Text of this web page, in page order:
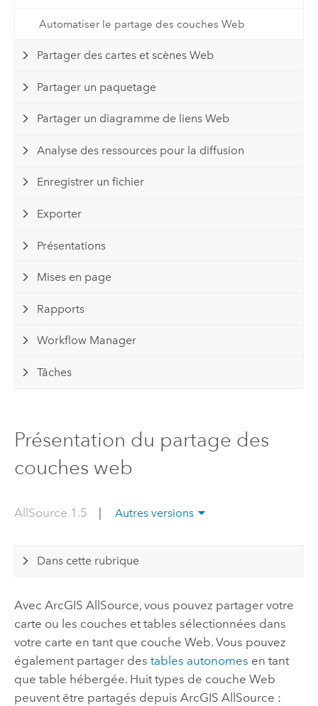
Automatiser le partage des couches Web
Partager des cartes et scènes Web
Partager un paquetage
Partager un diagramme de liens Web
Analyse des ressources pour la diffusion
Enregistrer un fichier
Exporter
Présentations
Mises en page
Rapports
Workflow Manager
Tâches
Présentation du partage des
couches web
AllSource 1.5 | Autres versions
Dans cette rubrique
Avec ArcGIS AllSource, vous pouvez partager votre
carte ou les couches et tables sélectionnées dans
votre carte en tant que couche Web. Vous pouvez
également partager des tables autonomes en tant
que table hébergée. Huit types de couche Web
peuvent être partagés depuis ArcGIS AllSource :